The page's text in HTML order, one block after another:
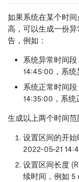
如果系统在某个时
高，可以生成一份
告，例如：
系统异常时间
14:45:00，系统
系统正常时间
14:35:00，系统
生成以上两个时间范
设置区间的开
2022-05-21
设置区间长度
续时间，例如 5